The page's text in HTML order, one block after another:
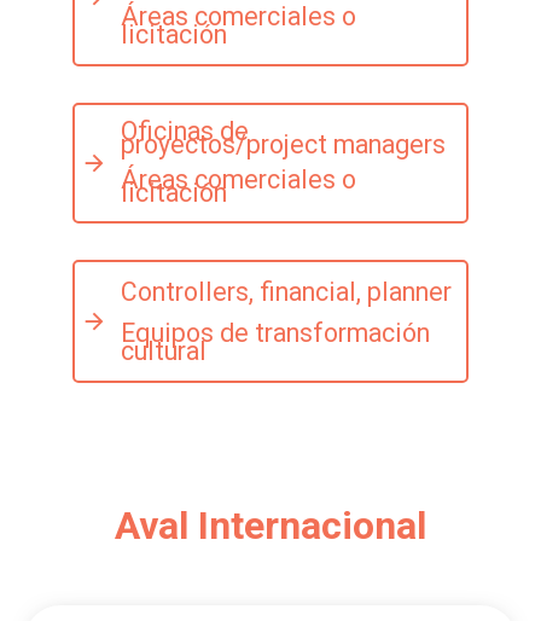
Áreas comerciales o
licitación
Oficinas de
proyectos/project managers
Áreas comerciales o
licitación
Controllers, financial, planner
Equipos de transformación
cultural
Aval Internacional